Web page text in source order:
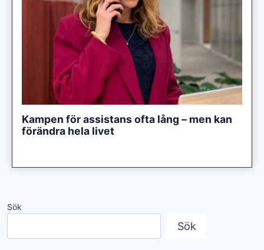
Kampen för assistans ofta lång – men kan
förändra hela livet
Sök
Sök